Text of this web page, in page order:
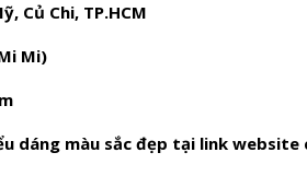
Củ Chi, TP.HCM
Mi)
dáng màu sắc đẹp tại link website